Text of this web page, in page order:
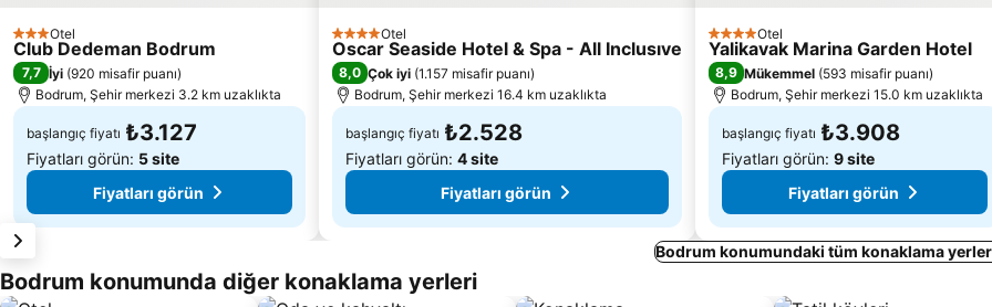
3 Yıldız
Otel
Club Dedeman Bodrum
7,7 İyi (920 misafir puanı)
Bodrum, Şehir merkezi 3.2 km uzaklıkta
başlangıç fiyatı ₺3.127
Fiyatları görün: 5 site
Fiyatları görün
4 YıldızOtel
Oscar Seaside Hotel & Spa - All Inclusıve
8,0 Çok iyi (1.157 misafir puanı)
Bodrum, Şehir merkezi 16.4 km uzaklıkta
başlangıç fiyatı ₺2.528
Fiyatları görün: 4 site
Fiyatları görün
4 YıldızOtel
Yalikavak Marina Garden Hotel
8,9 Mükemmel (593 misafir puanı)
Bodrum, Şehir merkezi 15.0 km uzaklıkta
başlangıç fiyatı ₺3.908
Fiyatları görün: 9 site
Fiyatları görün
Bodrum konumundaki tüm konaklama
Bodrum konumunda diğer konaklama yerleri